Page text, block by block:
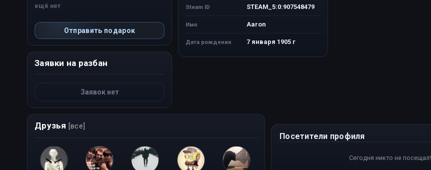
ещё нет
Отправить подарок
Заявки на разбан
Заявок нет
Steam ID STEAM_5:0:907548479
Имя Aaron
Дата рождения 7 января 1905 г
Друзья [все]
Посетители профиля
Сегодня никто не посещал!